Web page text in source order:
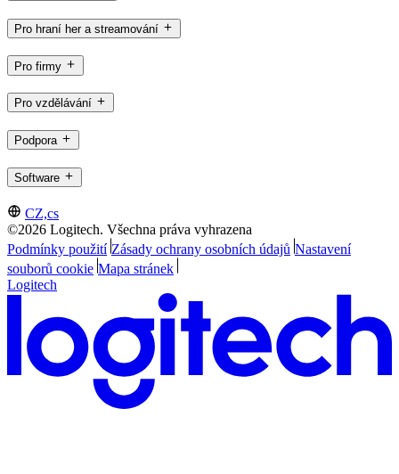
Pro hraní her a streamování
Pro firmy
Pro vzdělávání
Podpora
Software
CZ,cs
©2026 Logitech. Všechna práva vyhrazena
Podmínky použití Zásady ochrany osobních údajů Nastavení
souborů cookie Mapa stránek
Logitech